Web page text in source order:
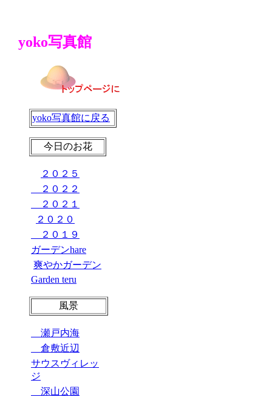
yoko写真館
yoko写真館に戻る
今日のお花
２０２５
２０２２
２０２１
２０２０
２０１９
ガーデンhare
爽やかガーデン
Garden teru
風景
瀬戸内海
倉敷近辺
サウスヴィレッ
ジ
深山公園